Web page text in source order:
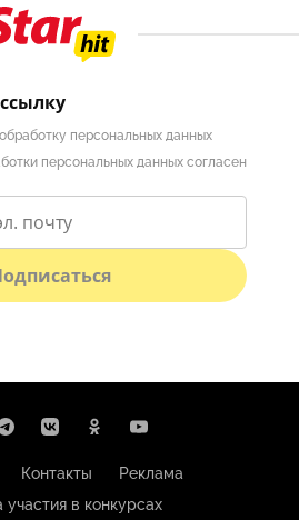
персональных данных
персональных данных согласен
Контакты
Реклама
участия в конкурсах